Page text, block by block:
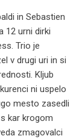
in Sebastien
12 urni dirki
Trio je
v drugi uri in si
Kljub
ni uspelo
mesto zasedli
kar krogom
zmagovalci